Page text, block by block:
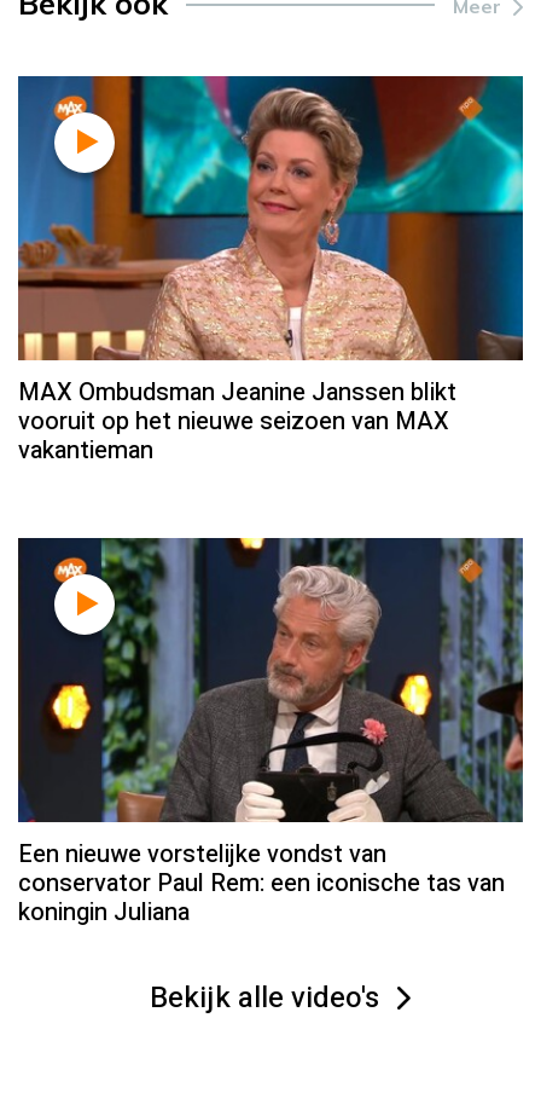
Meer
MAX Ombudsman Jeanine Janssen blikt
vooruit op het nieuwe seizoen van MAX
vakantieman
Een nieuwe vorstelijke vondst van
conservator Paul Rem: een iconische tas van
koningin Juliana
Bekijk alle video's